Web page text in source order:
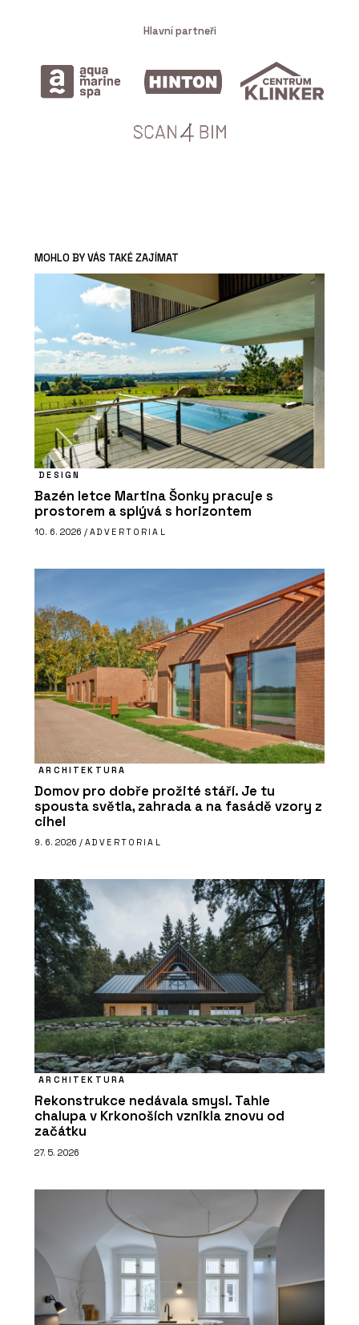
Hlavní partneři
MOHLO BY VÁS TAKÉ ZAJÍMAT
DESIGN
Bazén letce Martina Šonky pracuje s
prostorem a splývá s horizontem
10. 6. 2026 / ADVERTORIAL
ARCHITEKTURA
Domov pro dobře prožité stáří. Je tu
spousta světla, zahrada a na fasádě vzory z
cihel
9. 6. 2026 / ADVERTORIAL
ARCHITEKTURA
Rekonstrukce nedávala smysl. Tahle
chalupa v Krkonoších vznikla znovu od
začátku
27. 5. 2026